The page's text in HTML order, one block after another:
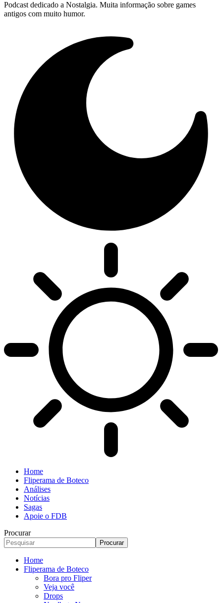
Podcast dedicado a Nostalgia. Muita informação sobre games
antigos com muito humor.
Home
Fliperama de Boteco
Análises
Notícias
Sagas
Apoie o FDB
Procurar
Home
Fliperama de Boteco
Bora pro Fliper
Veja você
Drops